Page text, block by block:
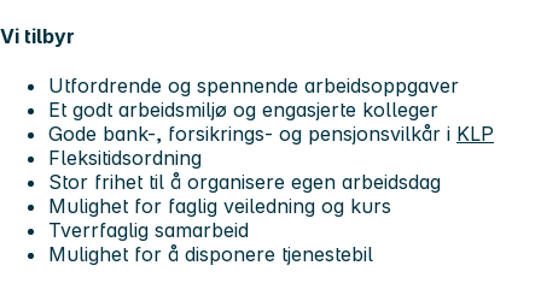
Vi tilbyr
Utfordrende og spennende arbeidsoppgaver
Et godt arbeidsmiljø og engasjerte kolleger
Gode bank-, forsikrings- og pensjonsvilkår i KLP
Fleksitidsordning
Stor frihet til å organisere egen arbeidsdag
Mulighet for faglig veiledning og kurs
Tverrfaglig samarbeid
Mulighet for å disponere tjenestebil